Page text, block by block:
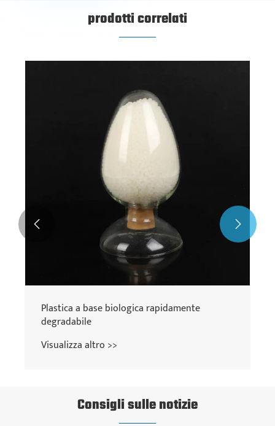
prodotti correlati
Plastica a base biologica rapidamente
degradabile
Visualizza altro >>
 
Consigli sulle notizie